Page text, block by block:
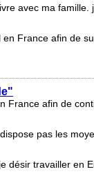
avec ma famille.
France afin de
afin de
pas les
travailler en